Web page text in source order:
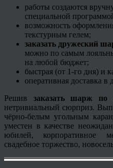
работы создаются
специальной
возможность
текстурным гелем;
заказать дружеский
можно по самым
на любой бюджет;
быстрая (от 1-го дня) и
оперативная доставка в
Решив заказать шарж по
нетривиальный сюрприз.
чёрно-белым угольным
уместен в качестве
юбилей, корпоративное
свадебное торжество,